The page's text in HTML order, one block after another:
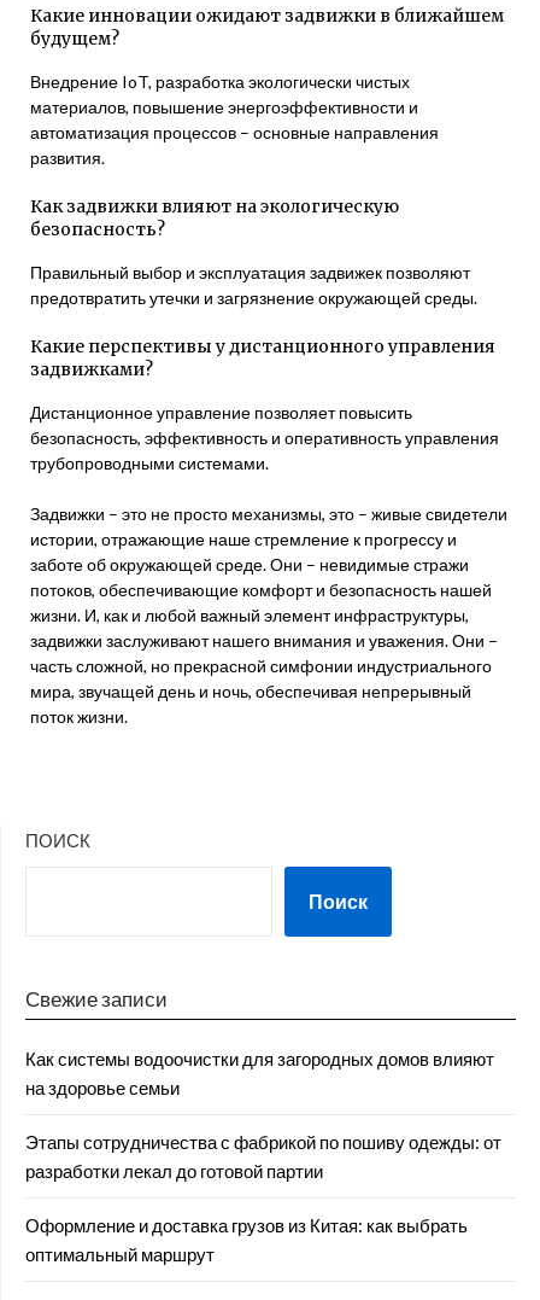
Какие инновации ожидают задвижки в ближайшем
будущем?
Внедрение IoT, разработка экологически чистых
материалов, повышение энергоэффективности и
автоматизация процессов – основные направления
развития.
Как задвижки влияют на экологическую
безопасность?
Правильный выбор и эксплуатация задвижек позволяют
предотвратить утечки и загрязнение окружающей среды.
Какие перспективы у дистанционного управления
задвижками?
Дистанционное управление позволяет повысить
безопасность, эффективность и оперативность управления
трубопроводными системами.
Задвижки – это не просто механизмы, это – живые свидетели
истории, отражающие наше стремление к прогрессу и
заботе об окружающей среде. Они – невидимые стражи
потоков, обеспечивающие комфорт и безопасность нашей
жизни. И, как и любой важный элемент инфраструктуры,
задвижки заслуживают нашего внимания и уважения. Они –
часть сложной, но прекрасной симфонии индустриального
мира, звучащей день и ночь, обеспечивая непрерывный
поток жизни.
ПОИСК
Поиск
Свежие записи
Как системы водоочистки для загородных домов влияют
на здоровье семьи
Этапы сотрудничества с фабрикой по пошиву одежды: от
разработки лекал до готовой партии
Оформление и доставка грузов из Китая: как выбрать
оптимальный маршрут